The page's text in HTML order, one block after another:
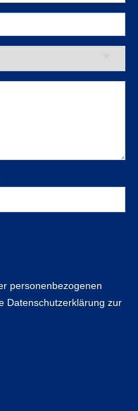
personenbezogenen
Datenschutzerklärung zur